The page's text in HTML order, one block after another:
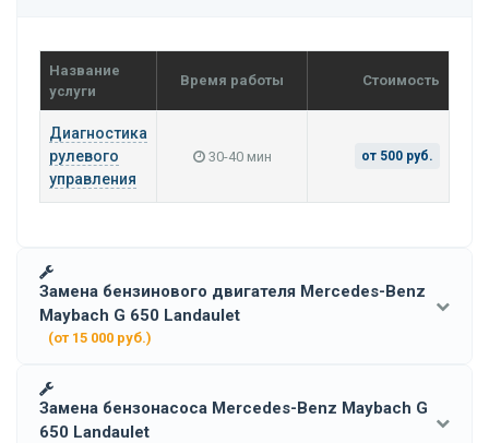
Название
услуги
Время работы Стоимость
Диагностика
рулевого
управления
30-40 мин от 500 руб.
Замена бензинового двигателя Mercedes-Benz
Maybach G 650 Landaulet
(от 15 000 руб.)
Замена бензонасоса Mercedes-Benz Maybach G
650 Landaulet